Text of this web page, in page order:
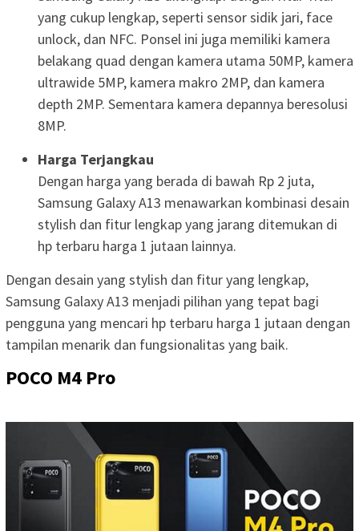
yang cukup lengkap, seperti sensor sidik jari, face
unlock, dan NFC. Ponsel ini juga memiliki kamera
belakang quad dengan kamera utama 50MP, kamera
ultrawide 5MP, kamera makro 2MP, dan kamera
depth 2MP. Sementara kamera depannya beresolusi
8MP.
Harga Terjangkau
Dengan harga yang berada di bawah Rp 2 juta,
Samsung Galaxy A13 menawarkan kombinasi desain
stylish dan fitur lengkap yang jarang ditemukan di
hp terbaru harga 1 jutaan lainnya.
Dengan desain yang stylish dan fitur yang lengkap,
Samsung Galaxy A13 menjadi pilihan yang tepat bagi
pengguna yang mencari hp terbaru harga 1 jutaan dengan
tampilan menarik dan fungsionalitas yang baik.
POCO M4 Pro